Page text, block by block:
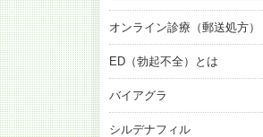
オンライン診療（郵送処方）
ED（勃起不全）とは
バイアグラ
シルデナフィル